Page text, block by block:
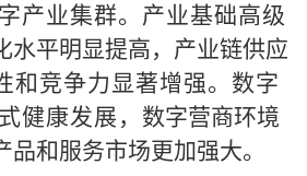
产业集群。产业基础高级
水平明显提高， 产业链供应
和竞争力显著增强。数字
健康发展， 数字营商环境
品和服务市场更加强大。